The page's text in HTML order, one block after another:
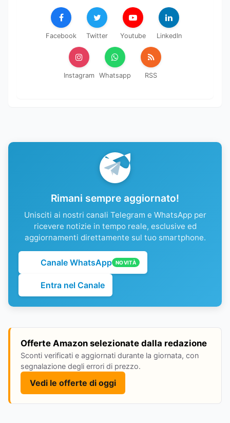
Facebook Twitter Youtube LinkedIn
Instagram Whatsapp RSS
Rimani sempre aggiornato!
Unisciti ai nostri canali Telegram e WhatsApp per
ricevere notizie in tempo reale, esclusive ed
aggiornamenti direttamente sul tuo smartphone.
Canale WhatsApp NOVITÀ
Entra nel Canale
Offerte Amazon selezionate dalla redazione
Sconti verificati e aggiornati durante la giornata, con
segnalazione degli errori di prezzo.
Vedi le offerte di oggi